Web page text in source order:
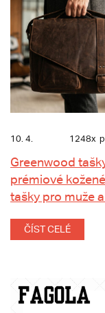
10. 4. 1248x
Greenwood
prémiové kožené
tašky pro muže
ČÍST CELÉ